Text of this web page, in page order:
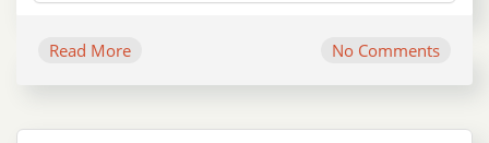
Read More No Comments